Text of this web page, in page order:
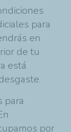
para
en
de tu
está
para
por